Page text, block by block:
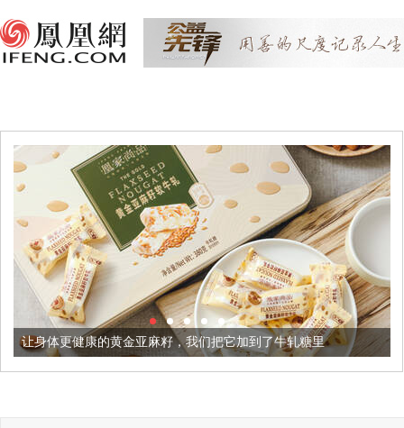
更健康的黄金亚麻籽，我们把它加到了牛轧糖里 被列入佛